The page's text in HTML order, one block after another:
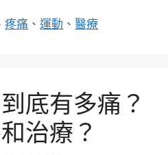
疼痛 、運動 、醫療
底有多痛？
治療？